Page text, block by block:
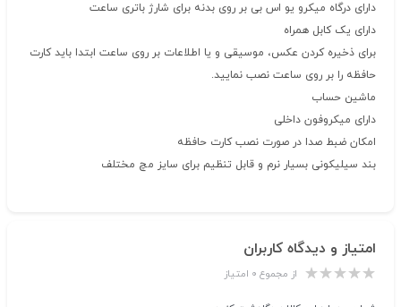
دارای درگاه میکرو یو اس بی بر روی بدنه برای شارژ باتری ساعت
دارای یک کابل همراه
برای ذخیره کردن عکس، موسیقی و یا اطلاعات بر روی ساعت ابتدا باید کارت
حافظه را بر روی ساعت نصب نمایید.
ماشین حساب
دارای میکروفون داخلی
امکان ضبط صدا در صورت نصب کارت حافظه
بند سیلیکونی بسیار نرم و قابل تنظیم برای سایز مچ مختلف
امتیاز و دیدگاه کاربران
از مجموع ۰ امتیاز